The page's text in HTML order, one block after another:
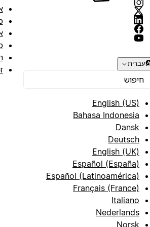
עברית
English (US)
Bahasa Indonesia
Dansk
Deutsch
English (UK)
Español (España)
Español (Latinoamérica)
Français (France)
Italiano
Nederlands
Norsk